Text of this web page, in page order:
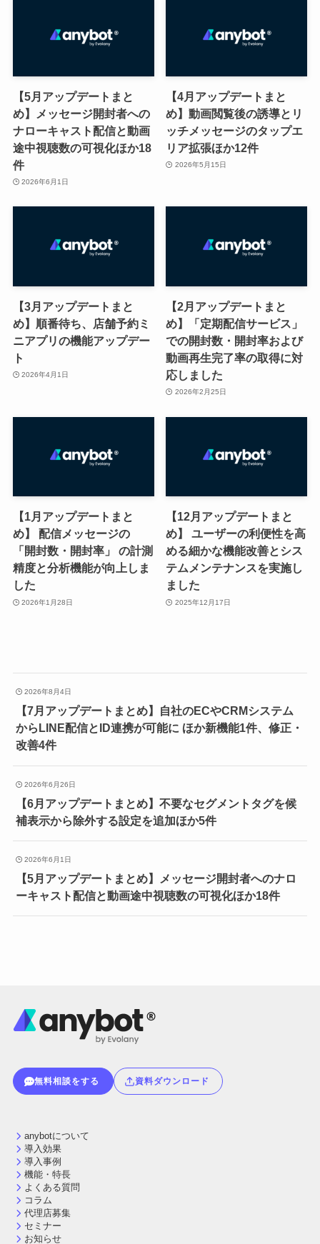
【5月アップデートまと
め】メッセージ開封者への
ナローキャスト配信と動画
途中視聴数の可視化ほか18
件
2026年6月1日
【4月アップデートまと
め】動画閲覧後の誘導とリ
ッチメッセージのタップエ
リア拡張ほか12件
2026年5月15日
【3月アップデートまと
め】順番待ち、店舗予約ミ
ニアプリの機能アップデー
ト
2026年4月1日
【2月アップデートまと
め】「定期配信サービス」
での開封数・開封率および
動画再生完了率の取得に対
応しました
2026年2月25日
【1月アップデートまと
め】 配信メッセージの
「開封数・開封率」 の計測
精度と分析機能が向上しま
した
2026年1月28日
【12月アップデートまと
め】 ユーザーの利便性を高
める細かな機能改善とシス
テムメンテナンスを実施し
ました
2025年12月17日
2026年8月4日
【7月アップデートまとめ】自社のECやCRMシステム
からLINE配信とID連携が可能に ほか新機能1件、修正・
改善4件
2026年6月26日
【6月アップデートまとめ】不要なセグメントタグを候
補表示から除外する設定を追加ほか5件
2026年6月1日
【5月アップデートまとめ】メッセージ開封者へのナロ
ーキャスト配信と動画途中視聴数の可視化ほか18件
無料相談をする 資料ダウンロード
anybotについて
導入効果
導入事例
機能・特長
よくある質問
コラム
代理店募集
セミナー
お知らせ